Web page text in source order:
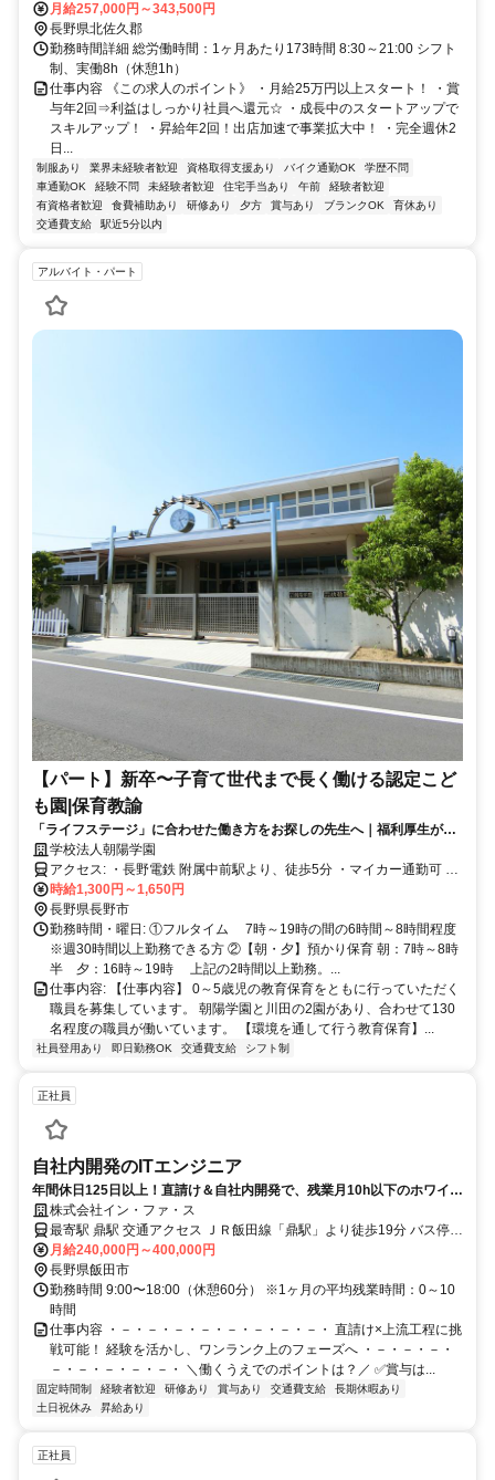
月給257,000円～343,500円
長野県北佐久郡
勤務時間詳細 総労働時間：1ヶ月あたり173時間 8:30～21:00 シフト
制、実働8h（休憩1h）
仕事内容 《この求人のポイント》 ・月給25万円以上スタート！ ・賞
与年2回⇒利益はしっかり社員へ還元☆ ・成長中のスタートアップで
スキルアップ！ ・昇給年2回！出店加速で事業拡大中！ ・完全週休2
日...
制服あり 業界未経験者歓迎 資格取得支援あり バイク通勤OK
学歴不問
車通勤OK
経験不問 未経験者歓迎 住宅手当あり 午前
経験者歓迎
有資格者歓迎
食費補助あり 研修あり 夕方 賞与あり ブランクOK
育休あり
交通費支給
駅近5分以内
アルバイト・パート
【パート】新卒〜子育て世代まで長く働ける認定こど
も園|保育教諭
「ライフステージ」に合わせた働き方をお探しの先生へ｜福利厚生が充
実♪学校法人朝陽学園
アクセス: ・長野電鉄 附属中前駅より、徒歩5分 ・マイカー通勤可 ※
職員専用駐車場があります
時給1,300円～1,650円
長野県長野市
勤務時間・曜日: ①フルタイム 7時～19時の間の6時間～8時間程度
※週30時間以上勤務できる方 ②【朝・夕】預かり保育 朝：7時～8時
半 夕：16時～19時 上記の2時間以上勤務。...
仕事内容: 【仕事内容】 0～5歳児の教育保育をともに行っていただく
職員を募集しています。 朝陽学園と川田の2園があり、合わせて130
名程度の職員が働いています。 【環境を通して行う教育保育】...
社員登用あり 即日勤務OK 交通費支給 シフト制
正社員
自社内開発のITエンジニア
年間休日125日以上！直請け＆自社内開発で、残業月10h以下のホワイト
環境株式会社イン・ファ・ス
最寄駅 鼎駅 交通アクセス ＪＲ飯田線「鼎駅」より徒歩19分 バス停
「一色アップルロード駅」より徒歩3分
月給240,000円～400,000円
長野県飯田市
勤務時間 9:00〜18:00（休憩60分） ※1ヶ月の平均残業時間：0～10
時間
仕事内容 ・－・－・－・－・－・－・－・－・ 直請け×上流工程に挑
戦可能！ 経験を活かし、ワンランク上のフェーズへ ・－・－・－・
－・－・－・－・－・ ＼働くうえでのポイントは？／ ✅賞与は...
固定時間制 経験者歓迎 研修あり 賞与あり 交通費支給
長期休暇あり
土日祝休み
昇給あり
正社員